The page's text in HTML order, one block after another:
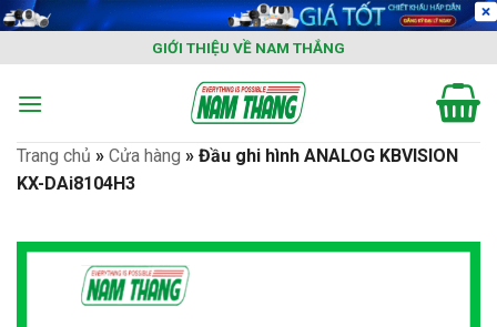
Skip
content
GIỚI THIỆU VỀ NAM THẮNG
Trang chủ » Cửa hàng » Đầu ghi hình ANALOG KBVISION
KX-DAi8104H3